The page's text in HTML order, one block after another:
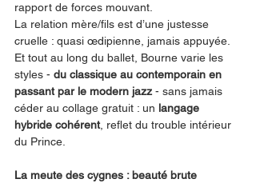
rapport de forces mouvant.
La relation mère/fils est d’une justesse
cruelle : quasi œdipienne, jamais appuyée.
Et tout au long du ballet, Bourne varie les
styles - du classique au contemporain en
passant par le modern jazz - sans jamais
céder au collage gratuit : un langage
hybride cohérent, reflet du trouble intérieur
du Prince.
La meute des cygnes : beauté brute